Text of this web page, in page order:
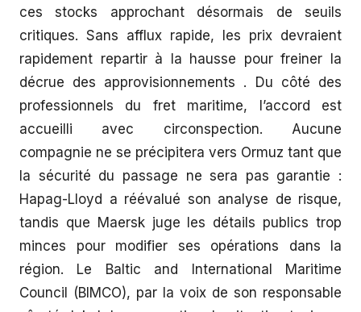
ces stocks approchant désormais de seuils
critiques. Sans afflux rapide, les prix devraient
rapidement repartir à la hausse pour freiner la
décrue des approvisionnements . Du côté des
professionnels du fret maritime, l’accord est
accueilli avec circonspection. Aucune
compagnie ne se précipitera vers Ormuz tant que
la sécurité du passage ne sera pas garantie :
Hapag-Lloyd a réévalué son analyse de risque,
tandis que Maersk juge les détails publics trop
minces pour modifier ses opérations dans la
région. Le Baltic and International Maritime
Council (BIMCO), par la voix de son responsable